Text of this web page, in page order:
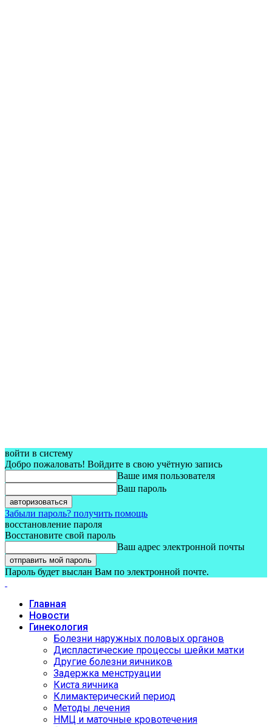
войти в систему
Добро пожаловать! Войдите в свою учётную запись
Ваше имя пользователя
Ваш пароль
Забыли пароль? получить помощь
восстановление пароля
Восстановите свой пароль
Ваш адрес электронной почты
Пароль будет выслан Вам по электронной почте.
Главная
Новости
Гинекология
Болезни наружных половых органов
Диспластические процессы шейки матки
Другие болезни яичников
Задержка менструации
Киста яичника
Климактерический период
Методы лечения
НМЦ и маточные кровотечения